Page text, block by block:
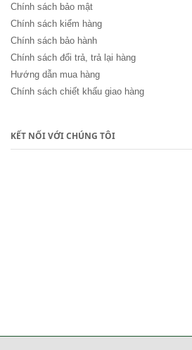
Chính sách bảo mật
Chính sách kiểm hàng
Chính sách bảo hành
Chính sách đổi trả, trả lại hàng
Hướng dẫn mua hàng
Chính sách chiết khấu giao hàng
KẾT NỐI VỚI CHÚNG TÔI